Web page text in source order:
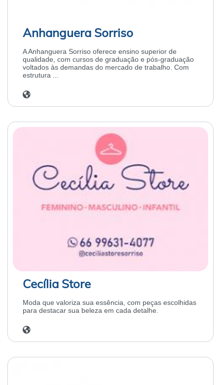
Anhanguera Sorriso
A Anhanguera Sorriso oferece ensino superior de
qualidade, com cursos de graduação e pós-graduação
voltados às demandas do mercado de trabalho. Com
estrutura ...
Cecília Store
Moda que valoriza sua essência, com peças escolhidas
para destacar sua beleza em cada detalhe.